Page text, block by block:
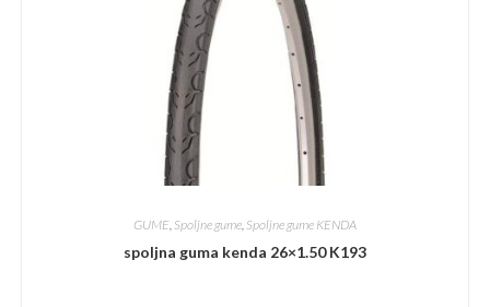
GUME Spoljne gume Spoljne gume KENDA
spoljna guma kenda 26×1.50 K193